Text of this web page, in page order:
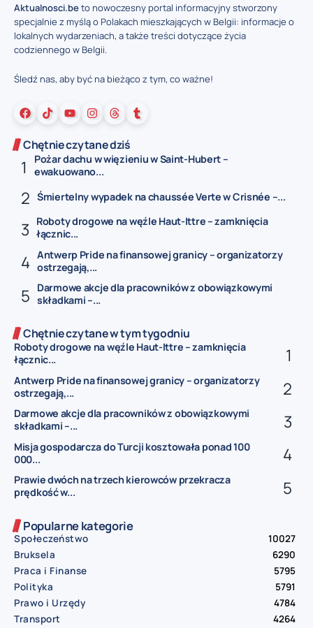
Aktualnosci.beto nowoczesny portal informacyjny stworzony
specjalnie z myślą o Polakach mieszkających w Belgii: informacje o
lokalnych wydarzeniach, a także treści dotyczące życia
codziennego w Belgii.
Śledź nas, aby być na bieżąco z tym, co ważne!
Chętnie czytane dziś
Pożar dachu w więzieniu w Saint-Hubert –
ewakuowano...
Śmiertelny wypadek na chaussée Verte w Crisnée –...
Roboty drogowe na węźle Haut-Ittre – zamknięcia
łącznic...
Antwerp Pride na finansowej granicy – organizatorzy
ostrzegają,...
Darmowe akcje dla pracowników z obowiązkowymi
składkami –...
Chętnie czytane w tym tygodniu
Roboty drogowe na węźle Haut-Ittre – zamknięcia
łącznic...
Antwerp Pride na finansowej granicy – organizatorzy
ostrzegają,...
Darmowe akcje dla pracowników z obowiązkowymi
składkami –...
Misja gospodarcza do Turcji kosztowała ponad 100
000...
Prawie dwóch na trzech kierowców przekracza
prędkość w...
Popularne kategorie
Społeczeństwo
10027
Bruksela
6290
Praca i Finanse
5795
Polityka
5791
Prawo i Urzędy
4784
Transport
4264